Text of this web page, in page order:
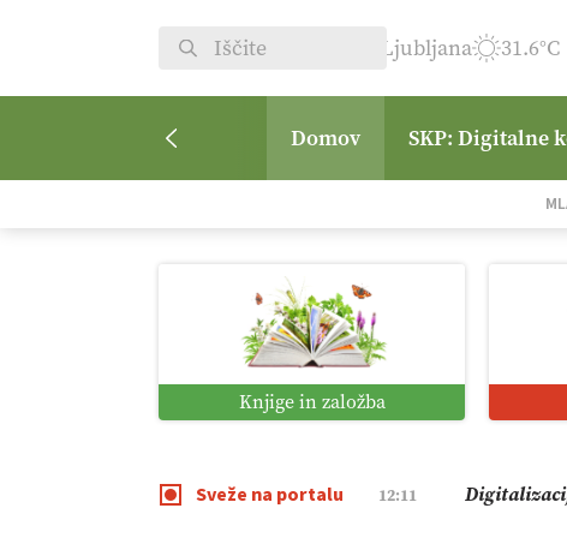
Ljubljana 31.6°C
Domov SKP: Digitalne
Knjige in založba
Sveže na portalu
08:50 Vrt
01:38 Digitalno
12:11
09:09